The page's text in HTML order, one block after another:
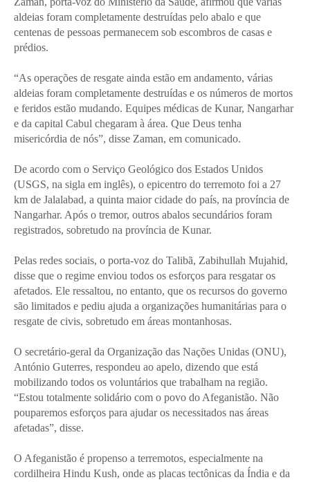
aldeias foram completamente destruídas pelo abalo e que
centenas de pessoas permanecem sob escombros de casas e
prédios.
“As operações de resgate ainda estão em andamento, várias
aldeias foram completamente destruídas e os números de mortos
e feridos estão mudando. Equipes médicas de Kunar, Nangarhar
e da capital Cabul chegaram à área. Que Deus tenha
misericórdia de nós”, disse Zaman, em comunicado.
De acordo com o Serviço Geológico dos Estados Unidos
(USGS, na sigla em inglês), o epicentro do terremoto foi a 27
km de Jalalabad, a quinta maior cidade do país, na província de
Nangarhar. Após o tremor, outros abalos secundários foram
registrados, sobretudo na província de Kunar.
Pelas redes sociais, o porta-voz do Talibã, Zabihullah Mujahid,
disse que o regime enviou todos os esforços para resgatar os
afetados. Ele ressaltou, no entanto, que os recursos do governo
são limitados e pediu ajuda a organizações humanitárias para o
resgate de civis, sobretudo em áreas montanhosas.
O secretário-geral da Organização das Nações Unidas (ONU),
António Guterres, respondeu ao apelo, dizendo que está
mobilizando todos os voluntários que trabalham na região.
“Estou totalmente solidário com o povo do Afeganistão. Não
pouparemos esforços para ajudar os necessitados nas áreas
afetadas”, disse.
O Afeganistão é propenso a terremotos, especialmente na
cordilheira Hindu Kush, onde as placas tectônicas da Índia e da